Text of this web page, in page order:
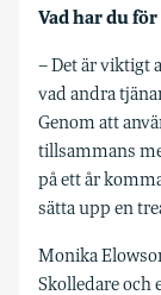
Vad har du
– Det är viktigt
vad andra
Genom att
tillsammans
på ett år
sätta upp en
Monika
Skolledare och